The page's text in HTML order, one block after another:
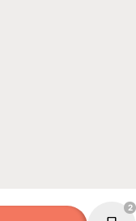
2